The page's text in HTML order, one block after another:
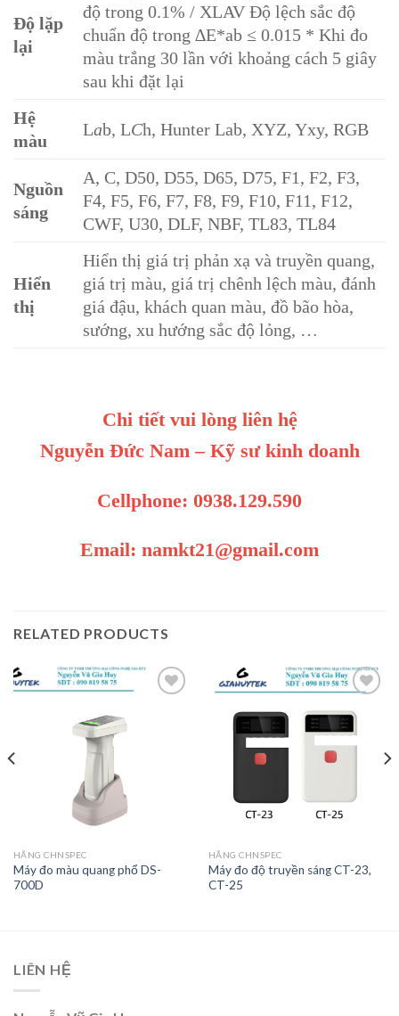
Độ lặp
lại
độ trong 0.1% / XLAV Độ lệch sắc độ
chuẩn độ trong ∆E*ab ≤ 0.015 * Khi đo
màu trắng 30 lần với khoảng cách 5 giây
sau khi đặt lại
Hệ
màu
Lab, LCh, Hunter Lab, XYZ, Yxy, RGB
Nguồn
sáng
A, C, D50, D55, D65, D75, F1, F2, F3,
F4, F5, F6, F7, F8, F9, F10, F11, F12,
CWF, U30, DLF, NBF, TL83, TL84
Hiển
thị
Hiển thị giá trị phản xạ và truyền quang,
giá trị màu, giá trị chênh lệch màu, đánh
giá đậu, khách quan màu, đồ bão hòa,
sướng, xu hướng sắc độ lỏng, …
Chi tiết vui lòng liên hệ
Nguyễn Đức Nam – Kỹ sư kinh doanh
Cellphone: 0938.129.590
Email: namkt21@gmail.com
RELATED PRODUCTS
HÃNG CHNSPEC
Máy đo màu quang phổ DS-
700D
Add to
HÃNG CHNSPEC
Máy đo độ truyền sáng CT-23,
CT-25
LIÊN HỆ